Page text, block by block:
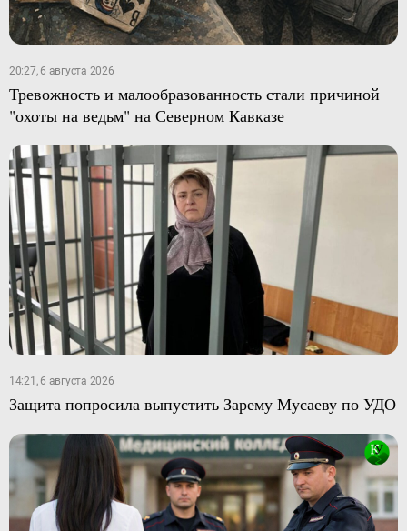
20:27, 6 августа 2026
Тревожность и малообразованность стали причиной
"охоты на ведьм" на Северном Кавказе
14:21, 6 августа 2026
Защита попросила выпустить Зарему Мусаеву по УДО